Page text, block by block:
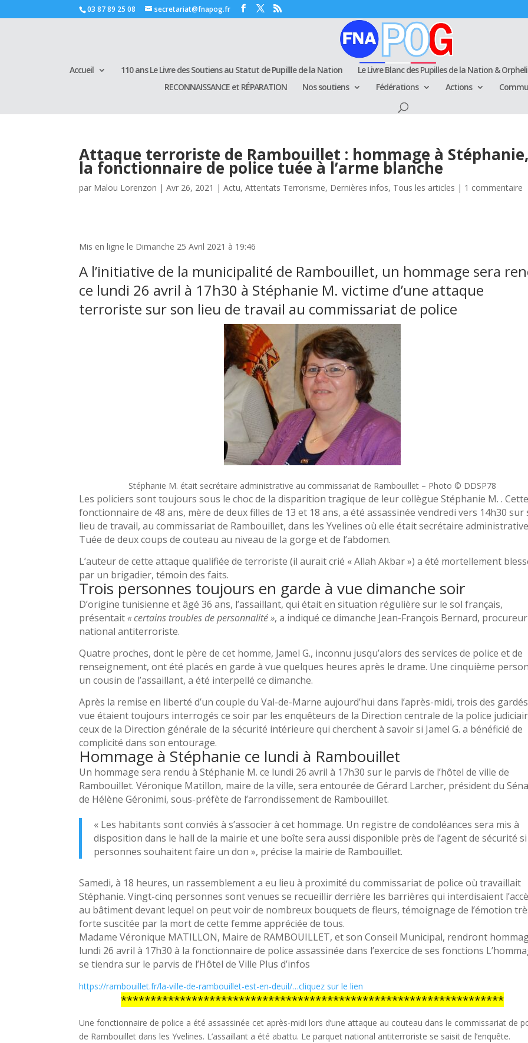
03 87 89 25 08 secretariat@fnapog.fr
Accueil 110 ans Le Livre des Soutiens au Statut de Pupillle de la Nation Le Livre Blanc des Pupilles de la Nation &
RECONNAISSANCE et RÉPARATION
Nos soutiens Fédérations Actions
Attaque terroriste de Rambouillet : hommage à Stéphanie,
la fonctionnaire de police tuée à l’arme blanche
par Malou Lorenzon |Avr 26, 2021 |Actu,Attentats Terrorisme, Dernières infos, Tous les articles | 1 commentaire
Mis en ligne le Dimanche 25 Avril 2021 à 19:46
A l’initiative de la municipalité de Rambouillet, un hommage sera
ce lundi 26 avril à 17h30 à Stéphanie M. victime d’une attaque
terroriste sur son lieu de travail au commissariat de police
Stéphanie M. était secrétaire administrative au commissariat de Rambouillet – Photo © DDSP78
Les policiers sont toujours sous le choc de la disparition tragique de leur collègue Stéphanie M. . Cette
fonctionnaire de 48 ans, mère de deux filles de 13 et 18 ans, a été assassinée vendredi vers 14h30 sur
lieu de travail, au commissariat de Rambouillet, dans les Yvelines où elle était secrétaire
Tuée de deux coups de couteau au niveau de la gorge et de l’abdomen.
L’auteur de cette attaque qualifiée de terroriste (il aurait crié « Allah Akbar ») a été mortellement
par un brigadier, témoin des faits.
Trois personnes toujours en garde à vue dimanche soir
D’origine tunisienne et âgé 36 ans, l’assaillant, qui était en situation régulière sur le sol français,
présentait« certains troubles de personnalité », a indiqué ce dimanche Jean-François Bernard, procureur
national antiterroriste.
Quatre proches, dont le père de cet homme, Jamel G., inconnu jusqu’alors des services de police et de
renseignement, ont été placés en garde à vue quelques heures après le drame. Une cinquième
un cousin de l’assaillant, a été interpellé ce dimanche.
Après la remise en liberté d’un couple du Val-de-Marne aujourd’hui dans l’après-midi, trois des
vue étaient toujours interrogés ce soir par les enquêteurs de la Direction centrale de la police
ceux de la Direction générale de la sécurité intérieure qui cherchent à savoir si Jamel G. a bénéficié de
complicité dans son entourage.
Hommage à Stéphanie ce lundi à Rambouillet
Un hommage sera rendu à Stéphanie M. ce lundi 26 avril à 17h30 sur le parvis de l’hôtel de ville de
Rambouillet. Véronique Matillon, maire de la ville, sera entourée de Gérard Larcher, président du
de Hélène Géronimi, sous-préfète de l’arrondissement de Rambouillet.
« Les habitants sont conviés à s’associer à cet hommage. Un registre de condoléances sera mis à
disposition dans le hall de la mairie et une boîte sera aussi disponible près de l’agent de sécurité si
personnes souhaitent faire un don », précise la mairie de Rambouillet.
Samedi, à 18 heures, un rassemblement a eu lieu à proximité du commissariat de police où travaillait
Stéphanie. Vingt-cinq personnes sont venues se recueillir derrière les barrières qui interdisaient
au bâtiment devant lequel on peut voir de nombreux bouquets de fleurs, témoignage de l’émotion
forte suscitée par la mort de cette femme appréciée de tous.
Madame Véronique MATILLON, Maire de RAMBOUILLET, et son Conseil Municipal, rendront
lundi 26 avril à 17h30 à la fonctionnaire de police assassinée dans l’exercice de ses fonctions
se tiendra sur le parvis de l’Hôtel de Ville Plus d’infos
https://rambouillet.fr/la-ville-de-rambouillet-est-en-deuil/…cliquez sur le lien
*****************************************************************
Une fonctionnaire de police a été assassinée cet après-midi lors d’une attaque au couteau dans le commissariat de
de Rambouillet dans les Yvelines. L’assaillant a été abattu. Le parquet national antiterroriste se saisit de l’enquête.